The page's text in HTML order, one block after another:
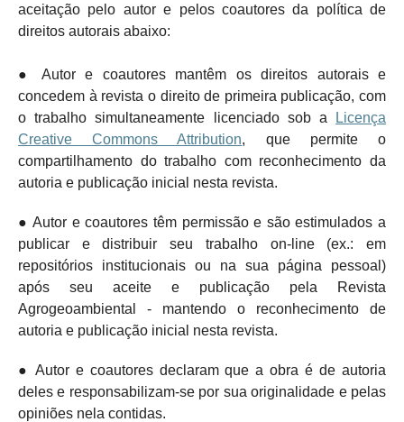
aceitação pelo autor e pelos coautores da política de
direitos autorais abaixo:
● Autor e coautores mantêm os direitos autorais e
concedem à revista o direito de primeira publicação, com
o trabalho simultaneamente licenciado sob a
Licença
Creative Commons Attribution, que permite o
compartilhamento do trabalho com reconhecimento da
autoria e publicação inicial nesta revista.
● Autor e coautores têm permissão e são estimulados a
publicar e distribuir seu trabalho on-line (ex.: em
repositórios institucionais ou na sua página pessoal)
após seu aceite e publicação pela Revista
Agrogeoambiental - mantendo o reconhecimento de
autoria e publicação inicial nesta revista.
● Autor e coautores declaram que a obra é de autoria
deles e responsabilizam-se por sua originalidade e pelas
opiniões nela contidas.